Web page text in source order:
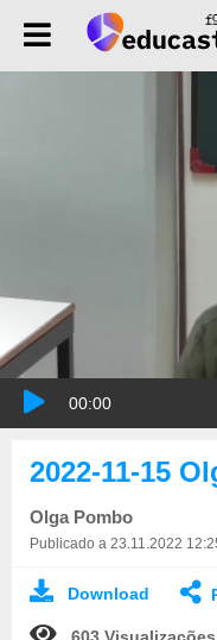
00:00
2022-11-15
Olga Pombo
Publicado a 23.11.2022
Download
603 Visualizações